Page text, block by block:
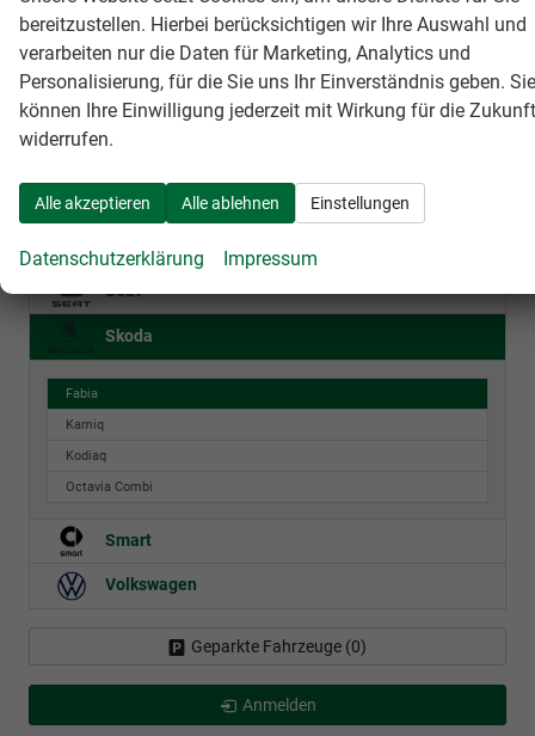
Fahrzeugnr.
BMW
Mercedes-Benz
Seat
Skoda
Fabia
Kamiq
Kodiaq
Octavia Combi
Smart
Volkswagen
Geparkte Fahrzeuge (0)
Anmelden
bereitzustellen. Hierbei berücksichtigen wir Ihre Auswahl und
verarbeiten nur die Daten für Marketing, Analytics und
Personalisierung, für die Sie uns Ihr Einverständnis geben. Sie
können Ihre Einwilligung jederzeit mit Wirkung für die Zukunft
widerrufen.
Alle akzeptieren Alle ablehnen Einstellungen
Datenschutzerklärung Impressum